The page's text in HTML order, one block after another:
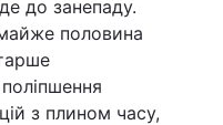
до занепаду.
половина
з плином часу,